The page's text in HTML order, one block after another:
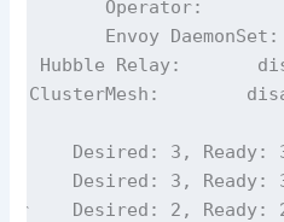
Desired: 2, Ready: